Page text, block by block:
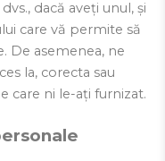
dacă aveți unul, și
care vă permite să
De asemenea, ne
la, corecta sau
care ni le-ați furnizat.